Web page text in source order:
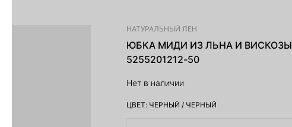
НАТУРАЛЬНЫЙ ЛЕН
ЮБКА МИДИ ИЗ ЛЬНА И ВИСКОЗЫ
5255201212-50
Нет в наличии
ЦВЕТ: ЧЕРНЫЙ / ЧЕРНЫЙ